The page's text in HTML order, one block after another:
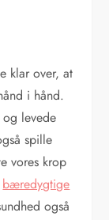
klar over, at
i hånd.
levede
spille
vores krop
bæredygtige
også